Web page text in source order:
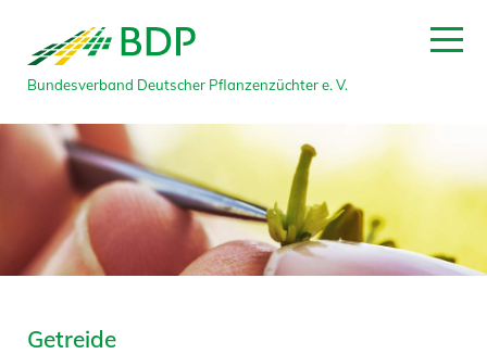
Bundesverband Deutscher Pflanzenzüchter e. V.
Getreide